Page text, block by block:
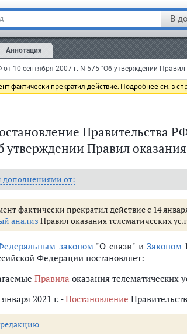
В
Аннотация
фактически прекратил действие. Подробнее см. в
Правительства
утверждении Правил оказания
от:
фактически прекратил действие с 14
анализ Правил оказания телематических
законом"О связи" иЗаконом
Федерации постановляет:
Правила оказания телематических
2021 г. -Постановление